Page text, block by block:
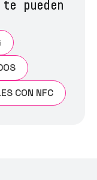
pueden
CON NFC